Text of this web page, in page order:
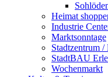
Heimat
Industrie
Marktsonntage
Stadtzentrum /
StadtBAU
Wochenmarkt